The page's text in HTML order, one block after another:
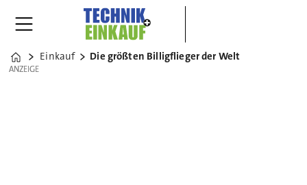
Home
Einkauf Die größten Billigflieger der Welt
ANZEIGE
ANZEIGE